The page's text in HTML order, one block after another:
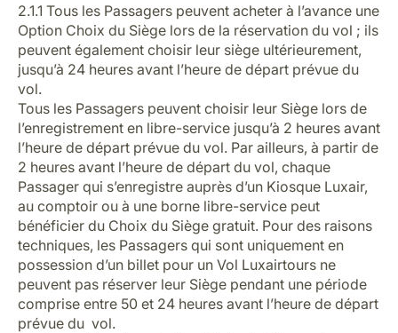
2.1.1 Tous les Passagers peuvent acheter à l’avance une
Option Choix du Siège lors de la réservation du vol ; ils
peuvent également choisir leur siège ultérieurement,
jusqu’à 24 heures avant l’heure de départ prévue du
vol.
Tous les Passagers peuvent choisir leur Siège lors de
l’enregistrement en libre-service jusqu’à 2 heures avant
l’heure de départ prévue du vol. Par ailleurs, à partir de
2 heures avant l’heure de départ du vol, chaque
Passager qui s’enregistre auprès d’un Kiosque Luxair,
au comptoir ou à une borne libre-service peut
bénéficier du Choix du Siège gratuit. Pour des raisons
techniques, les Passagers qui sont uniquement en
possession d’un billet pour un Vol Luxairtours ne
peuvent pas réserver leur Siège pendant une période
comprise entre 50 et 24 heures avant l’heure de départ
prévue du vol.